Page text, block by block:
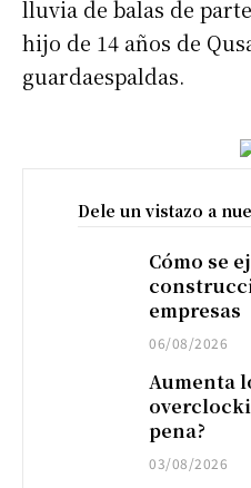
lluvia de balas de
hijo de 14 años de
guardaespaldas.
Dele un vistazo a
Cómo se
empresas
06/08/2026
Aumenta
pena?
03/08/2026